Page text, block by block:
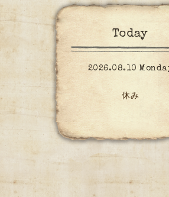
Today
2026.08.10
休み